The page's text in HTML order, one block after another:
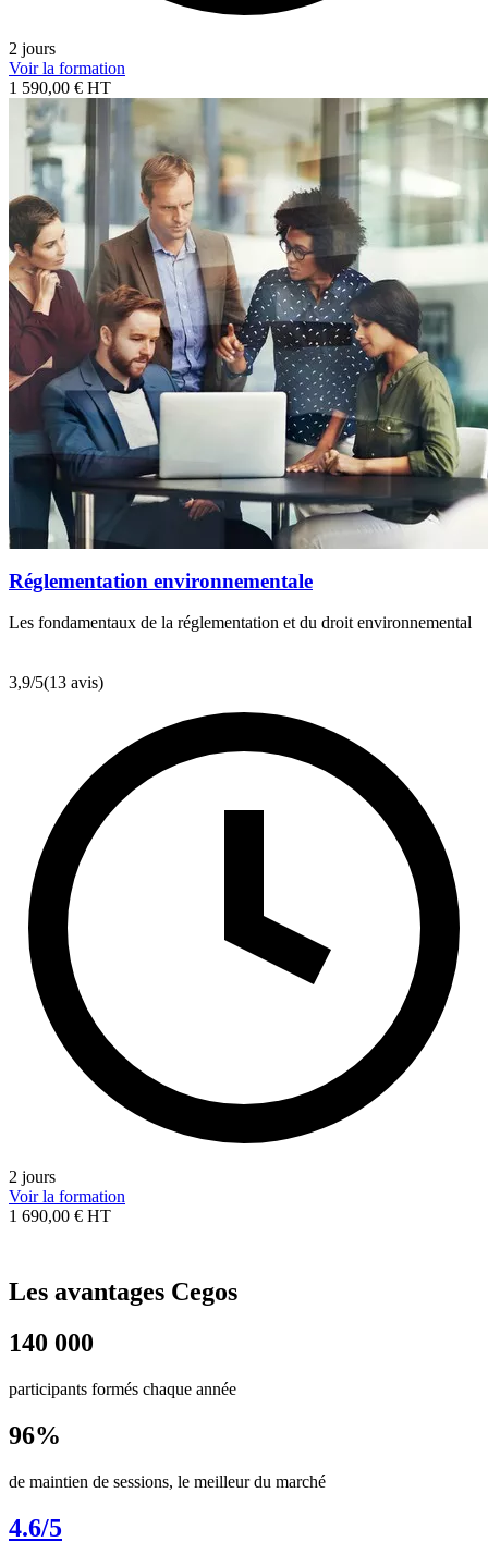
2 jours
Voir la formation
1 590,00 € HT
Réglementation environnementale
Les fondamentaux de la réglementation et du droit environnemental
3,9/5(13 avis)
2 jours
Voir la formation
1 690,00 € HT
Les avantages Cegos
140 000
participants formés chaque année
96%
de maintien de sessions, le meilleur du marché
4.6/5